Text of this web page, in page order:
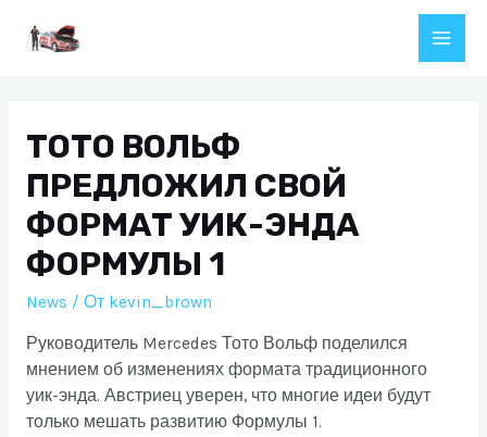
Main
ТОТО ВОЛЬФ
ПРЕДЛОЖИЛ СВОЙ
ФОРМАТ УИК-ЭНДА
ФОРМУЛЫ 1
News / От kevin_brown
Руководитель Mercedes Тото Вольф поделился
мнением об изменениях формата традиционного
уик-энда. Австриец уверен, что многие идеи будут
только мешать развитию Формулы 1.